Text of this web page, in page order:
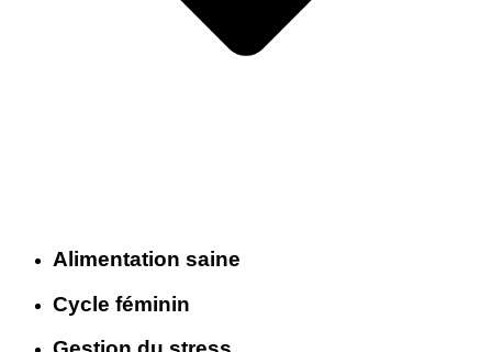
Alimentation saine
Cycle féminin